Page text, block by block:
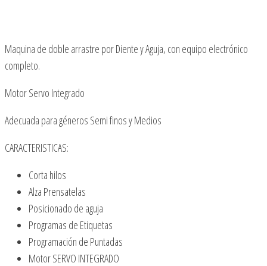
Maquina de doble arrastre por Diente y Aguja, con equipo electrónico
completo.
Motor Servo Integrado
Adecuada para géneros Semi finos y Medios
CARACTERISTICAS:
Corta hilos
Alza Prensatelas
Posicionado de aguja
Programas de Etiquetas
Programación de Puntadas
Motor SERVO INTEGRADO